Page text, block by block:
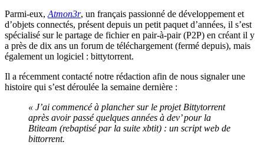
Parmi-eux,Atmon3r, un français passionné de développement et
d’objets connectés, présent depuis un petit paquet d’années, il s’est
spécialisé sur le partage de fichier en pair-à-pair (P2P) en créant il y
a près de dix ans un forum de téléchargement (fermé depuis), mais
également un logiciel : bittytorrent.
Il a récemment contacté notre rédaction afin de nous signaler une
histoire qui s’est déroulée la semaine dernière :
« J’ai commencé à plancher sur le projet Bittytorrent
après avoir passé quelques années à dev’ pour la
Btiteam (rebaptisé par la suite xbtit) : un script web de
bittorrent.